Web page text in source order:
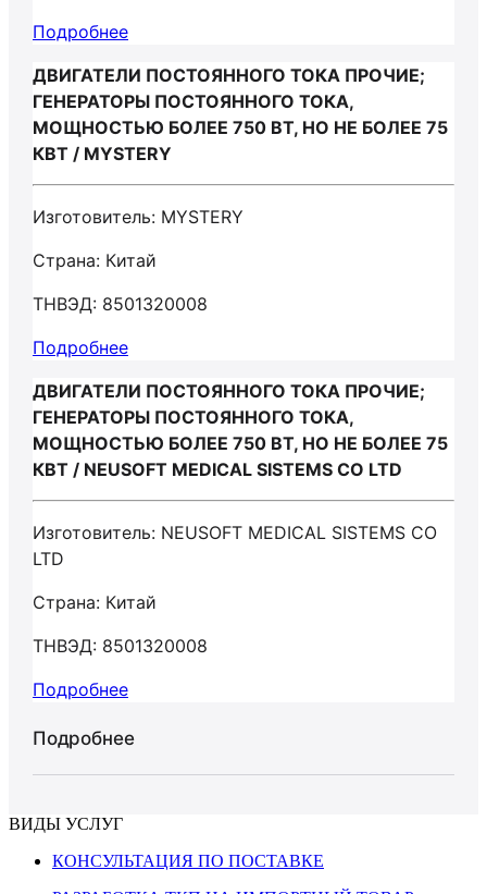
Подробнее
ДВИГАТЕЛИ ПОСТОЯННОГО ТОКА ПРОЧИЕ;
ГЕНЕРАТОРЫ ПОСТОЯННОГО ТОКА,
МОЩНОСТЬЮ БОЛЕЕ 750 ВТ, НО НЕ БОЛЕЕ 75
КВТ / MYSTERY
Изготовитель: MYSTERY
Страна: Китай
ТНВЭД: 8501320008
Подробнее
ДВИГАТЕЛИ ПОСТОЯННОГО ТОКА ПРОЧИЕ;
ГЕНЕРАТОРЫ ПОСТОЯННОГО ТОКА,
МОЩНОСТЬЮ БОЛЕЕ 750 ВТ, НО НЕ БОЛЕЕ 75
КВТ / NEUSOFT MEDICAL SISTEMS CO LTD
Изготовитель: NEUSOFT MEDICAL SISTEMS CO
LTD
Страна: Китай
ТНВЭД: 8501320008
Подробнее
Подробнее
ВИДЫ УСЛУГ
КОНСУЛЬТАЦИЯ ПО ПОСТАВКЕ